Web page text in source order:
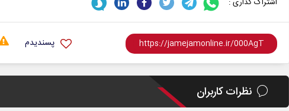
پسندیدم
نظرات کاربران